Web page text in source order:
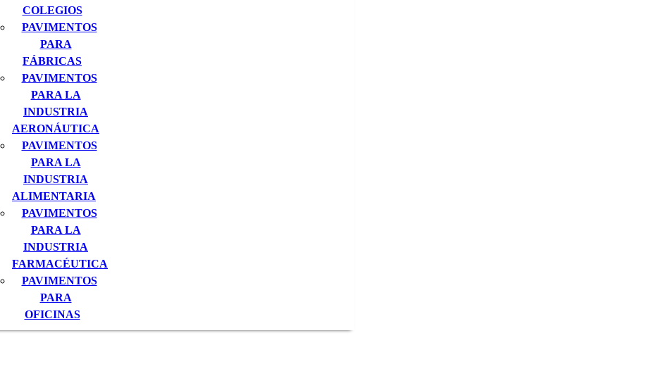
COLEGIOS
PAVIMENTOS
PARA
FÁBRICAS
PAVIMENTOS
PARA LA
INDUSTRIA
AERONÁUTICA
PAVIMENTOS
PARA LA
INDUSTRIA
ALIMENTARIA
PAVIMENTOS
PARA LA
INDUSTRIA
FARMACÉUTICA
PAVIMENTOS
PARA
OFICINAS